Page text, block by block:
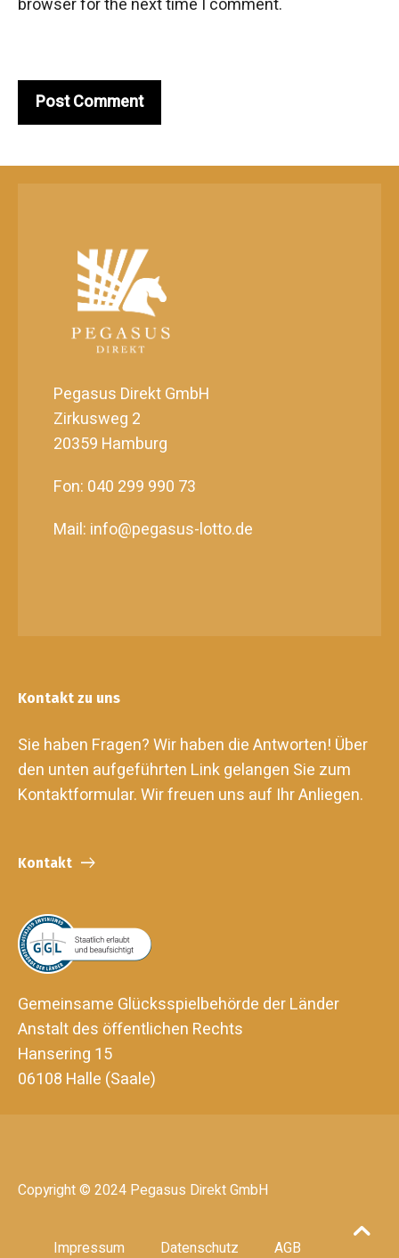
Pegasus Direkt GmbH
Zirkusweg 2
20359 Hamburg
Fon: 040 299 990 73
Mail: info@pegasus-lotto.de
Kontakt zu uns
Sie haben Fragen? Wir haben die Antworten! Über
den unten aufgeführten Link gelangen Sie zum
Kontaktformular. Wir freuen uns auf Ihr Anliegen.
Kontakt
Gemeinsame Glücksspielbehörde der Länder
Anstalt des öffentlichen Rechts
Hansering 15
06108 Halle (Saale)
Copyright © 2024 Pegasus Direkt GmbH
Impressum Datenschutz AGB